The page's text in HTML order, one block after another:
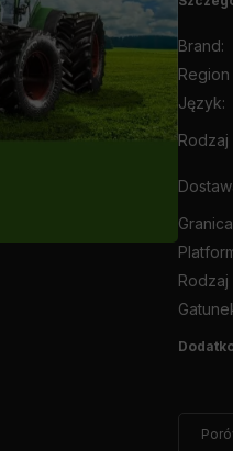
Brand:
Język:
Rodzaj